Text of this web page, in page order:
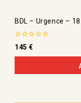
BDL – Urgence –
0
de
5
145€